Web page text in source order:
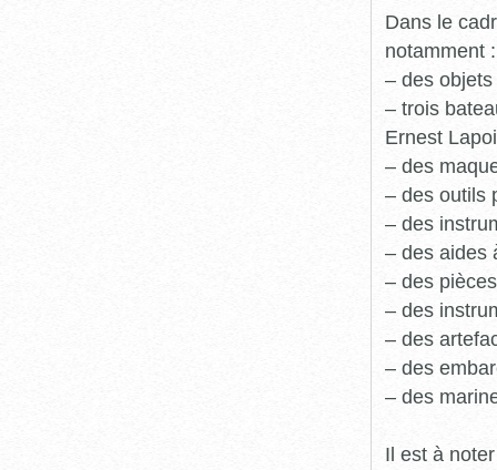
Dans le
notamment :
– des
– trois
Ernest
– des
– des outils
– des
– des aides
– des
– des
– des
– des
– des
Il est à